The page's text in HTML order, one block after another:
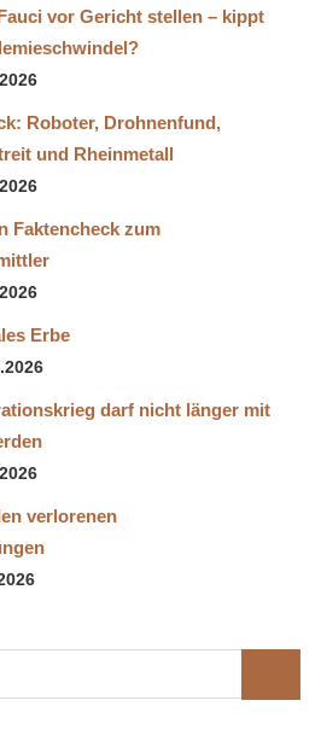
vor Gericht stellen – kippt
Roboter, Drohnenfund,
und Rheinmetall
Faktencheck zum
Erbe
darf nicht länger mit
verlorenen